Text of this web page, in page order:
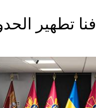
تطهير